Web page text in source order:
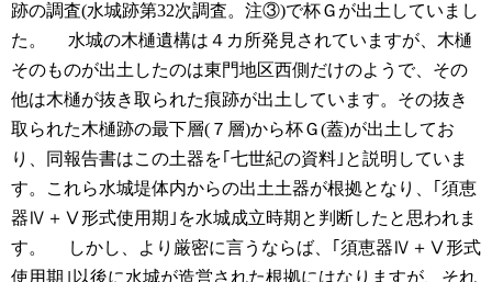
跡の調査(水城跡第32次調査。注③)で杯Ｇが出土していまし
た。
水城の木樋遺構は４カ所発見されていますが、木樋
そのものが出土したのは東門地区西側だけのようで、その
他は木樋が抜き取られた痕跡が出土しています。その抜き
取られた木樋跡の最下層(７層)から杯Ｇ(蓋)が出土してお
り、同報告書はこの土器を｢七世紀の資料｣と説明していま
す。これら水城堤体内からの出土土器が根拠となり、｢須恵
器Ⅳ＋Ⅴ形式使用期｣を水城成立時期と判断したと思われま
す。
しかし、より厳密に言うならば、｢須恵器Ⅳ＋Ⅴ形式
使用期｣以後に水城が造営された根拠にはなりますが、それ